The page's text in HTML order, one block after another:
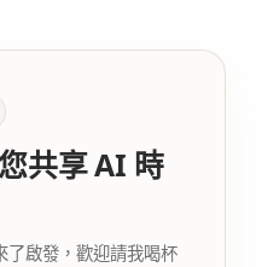
共享 AI 時
了啟發，歡迎請我喝杯